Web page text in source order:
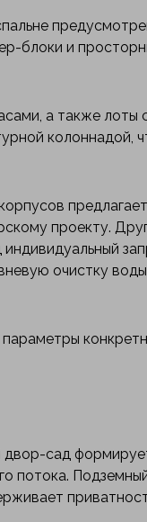
блоки и
а также лоты
колоннадой,
проекту.
очистку
двор-сад
потока.